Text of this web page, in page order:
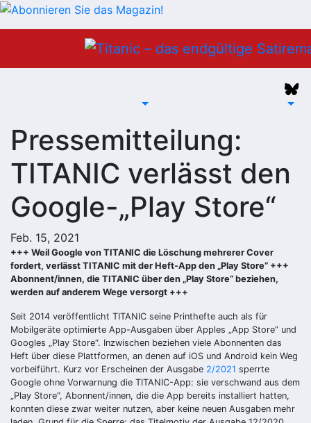
Pressemitteilung:
TITANIC verlässt den
Google-„Play Store“
Feb. 15, 2021
+++ Weil Google von TITANIC die Löschung mehrerer Cover
fordert, verlässt TITANIC mit der Heft-App den „Play Store“ +++
Abonnent/innen, die TITANIC über den „Play Store“ beziehen,
werden auf anderem Wege versorgt +++
Seit 2014 veröffentlicht TITANIC seine Printhefte auch als für
Mobilgeräte optimierte App-Ausgaben über Apples „App Store“ und
Googles „Play Store“. Inzwischen beziehen viele Abonnenten das
Heft über diese Plattformen, an denen auf iOS und Android kein Weg
vorbeiführt. Kurz vor Erscheinen der Ausgabe 2/2021 sperrte
Google ohne Vorwarnung die TITANIC-App: sie verschwand aus dem
„Play Store“, Abonnent/innen, die die App bereits installiert hatten,
konnten diese zwar weiter nutzen, aber keine neuen Ausgaben mehr